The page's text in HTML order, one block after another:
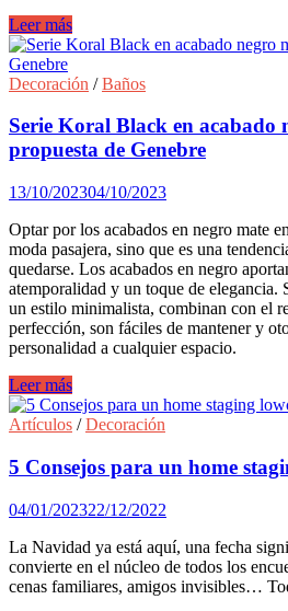
Líneas
rectas
para
la
del
Leer más
Decoración /Baños
Serie Koral Black en acabado
propuesta de Genebre
13/10/202304/10/2023
Optar por los acabados en negro mate
moda pasajera, sino que es una
quedarse. Los acabados en negro
atemporalidad y un toque de elegancia.
un estilo minimalista, combinan con el
perfección, son fáciles de mantener y
personalidad a cualquier espacio.
Serie
Koral
Black
acabado
negro
mate,
la
nueva
propuesta
de
Leer más
Artículos /Decoración
5 Consejos para un home
04/01/202322/12/2022
La Navidad ya está aquí, una fecha
convierte en el núcleo de todos los
cenas familiares, amigos invisibles…